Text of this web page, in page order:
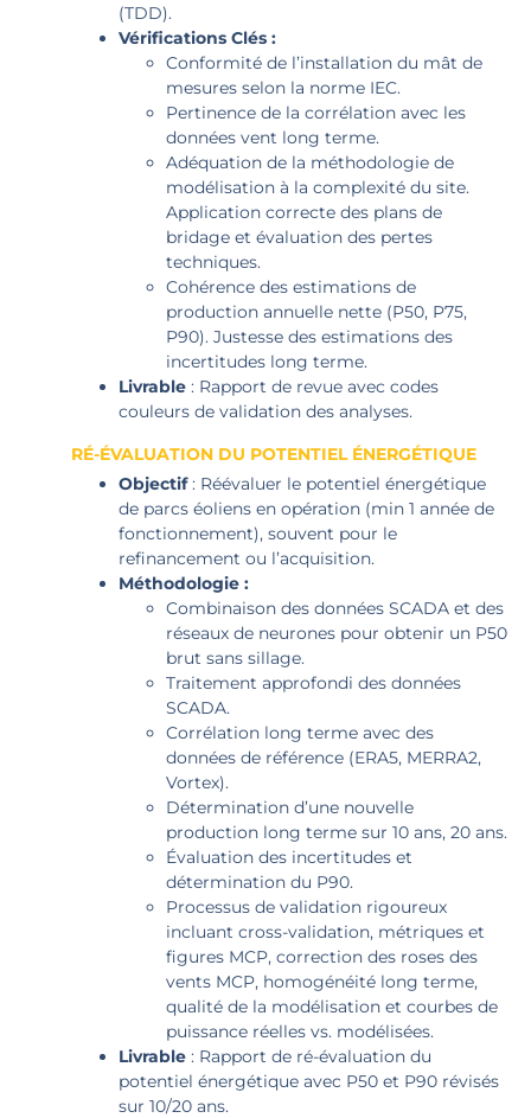
(TDD).
Vérifications Clés :
Conformité de l’installation du mât de
mesures selon la norme IEC.
Pertinence de la corrélation avec les
données vent long terme.
Adéquation de la méthodologie de
modélisation à la complexité du site.
Application correcte des plans de
bridage et évaluation des pertes
techniques.
Cohérence des estimations de
production annuelle nette (P50, P75,
P90). Justesse des estimations des
incertitudes long terme.
Livrable : Rapport de revue avec codes
couleurs de validation des analyses.
RÉ-ÉVALUATION DU POTENTIEL ÉNERGÉTIQUE
Objectif: Réévaluer le potentiel énergétique
de parcs éoliens en opération (min 1 année de
fonctionnement), souvent pour le
refinancement ou l’acquisition.
Méthodologie :
Combinaison des données SCADA et des
réseaux de neurones pour obtenir un P50
brut sans sillage.
Traitement approfondi des données
SCADA.
Corrélation long terme avec des
données de référence (ERA5, MERRA2,
Vortex).
Détermination d’une nouvelle
production long terme sur 10 ans, 20 ans.
Évaluation des incertitudes et
détermination du P90.
Processus de validation rigoureux
incluant cross-validation, métriques et
figures MCP, correction des roses des
vents MCP, homogénéité long terme,
qualité de la modélisation et courbes de
puissance réelles vs. modélisées.
Livrable : Rapport de ré-évaluation du
potentiel énergétique avec P50 et P90 révisés
sur 10/20 ans.